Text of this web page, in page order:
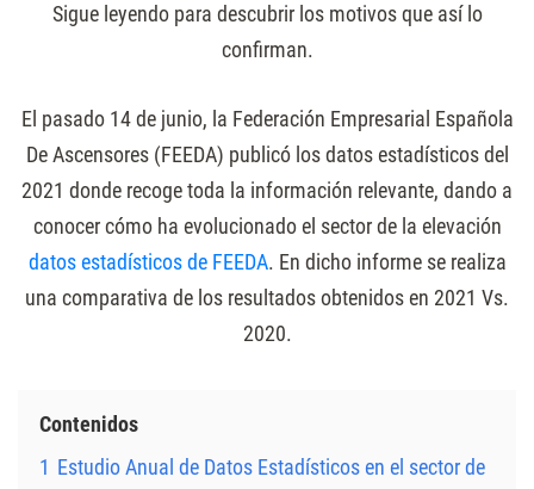
Sigue leyendo para descubrir los motivos que así lo
confirman.
El pasado 14 de junio, la Federación Empresarial Española
De Ascensores (FEEDA) publicó los datos estadísticos del
2021 donde recoge toda la información relevante, dando a
conocer cómo ha evolucionado el sector de la elevación
datos estadísticos de FEEDA. En dicho informe se realiza
una comparativa de los resultados obtenidos en 2021 Vs.
2020.
Contenidos
1 Estudio Anual de Datos Estadísticos en el sector de